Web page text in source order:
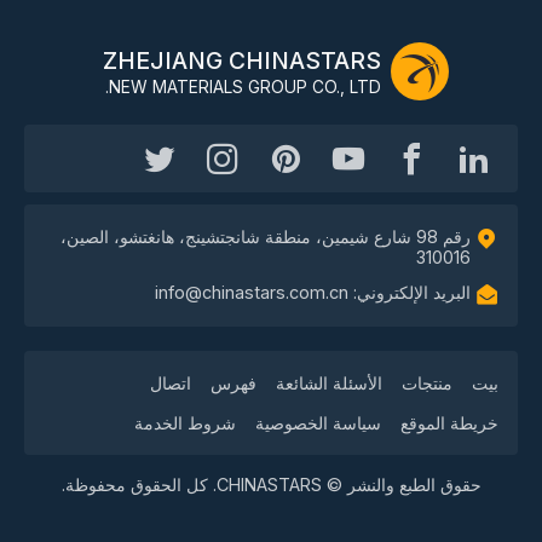
ZHEJIANG CHINASTARS
NEW MATERIALS GROUP CO., LTD.
رقم 98 شارع شيمين، منطقة شانجتشينج، هانغتشو، الصين،
310016
البريد الإلكتروني: info@chinastars.com.cn
بيت منتجات الأسئلة الشائعة فهرس
اتصال
خريطة الموقع
سياسة الخصوصية شروط الخدمة
حقوق الطبع والنشر © CHINASTARS. كل الحقوق محفوظة.